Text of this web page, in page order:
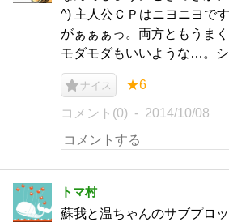
^) 主人公ＣＰはニヨニヨで
がぁぁぁっ。両方ともうま
モダモダもいいような…。シ
ナイス ★6
コメント(0) 2014/10/08
トマ村
蘇我と温ちゃんのサブプロ